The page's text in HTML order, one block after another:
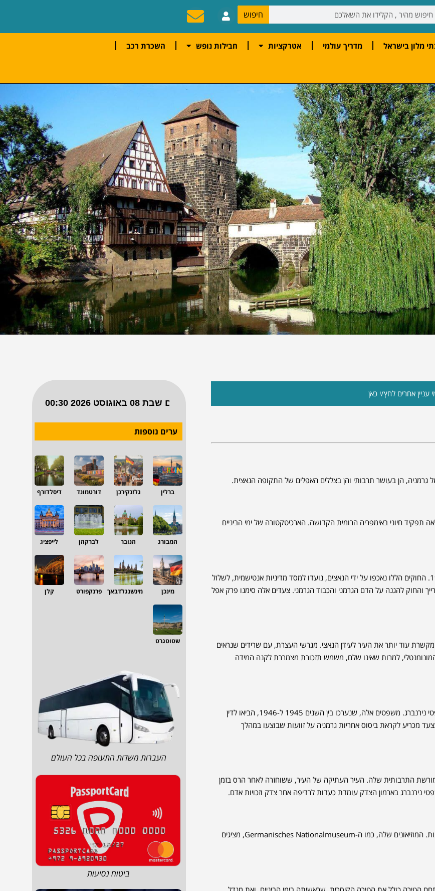
חיפוש
מלון בישראל מדריך עולמי אטרקציות חבילות נופש השכרת רכב
עניין אחרים לחץ/י כאן
גרמניה, הן בעושר תרבותי והן בצללים האפלים של התקופה הנאצית.
תפקיד חיוני באימפריה הרומית הקדושה. הארכיטקטורה של ימי הביניים
באופן טראגי, נירנברג קשורה גם לחקיקת חוקי נירנברג הידועים לשמצה בשנת 1935. החוקים הללו נאכפו על ידי הנאצים, נועדו למסד מדיניות אנטישמית, לשלול
והחוק להגנה על הדם הגרמני והכבוד הגרמני. צעדים אלה סימנו פרק אפל
עוד יותר את העיר לעידן הנאצי. מגרשי העצרת, עם שרידים שנראים
המונומנטלי, למרות שאינו שלם, משמש תזכורת מצמררת לקנה המידה
לאחר מלחמת העולם השנייה, נירנברג זכתה לתשומת לב בינלאומית כאתר של משפטי נירנברג. משפטים אלה, שנערכו בין השנים 1945 ל-1946, הביאו לדין
מכריע לקראת ביסוס אחריות גרמניה על זוועות שבוצעו במהלך
התרבותית שלה. העיר העתיקה של העיר, ששוחזרה לאחר הרס בזמן
בארמון הצדק עומדת כעדות לרדיפה אחר צדק וזכויות אדם.
בימינו, נירנברג התפתחה לעיר תוססת עם כלכלה משגשגת ומחויבות לחינוך וחדשנות. המוזיאונים שלה, כמו ה-Germanisches Nationalmuseum, מציגים
ערים נוספות
ברלין גלזנקירכן דורטמונד דיסלדורף
המבורג הנובר לברקוזן לייפציג
מינכן מינשנגלדבאך פרנקפורט קלן
שטוטגרט
העברות משדות התעופה בכל העולם
ביטוח נסיעות